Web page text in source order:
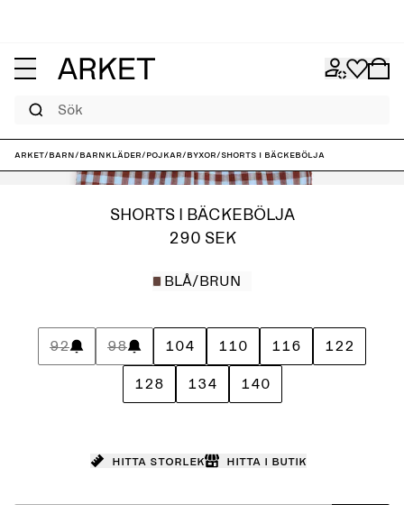
ARKET/Barn/Barnkläder/Pojkar/Byxor/Shorts i bäckebölja
SHORTS I BÄCKEBÖLJA
290 SEK
BLÅ/BRUN
92 98 104 110 116 122
128 134 140
Hitta storlek Hitta i butik